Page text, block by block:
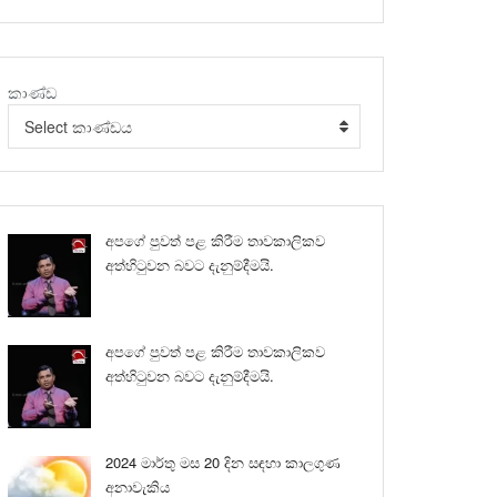
කාණ්ඩ
Select කාණ්ඩය
අපගේ පුවත් පළ කිරීම තාවකාලිකව
අත්හිටුවන බවට දැනුම්දීමයි.
අපගේ පුවත් පළ කිරීම තාවකාලිකව
අත්හිටුවන බවට දැනුම්දීමයි.
2024 මාර්තු මස 20 දින සඳහා කාලගුණ
අනාවැකිය